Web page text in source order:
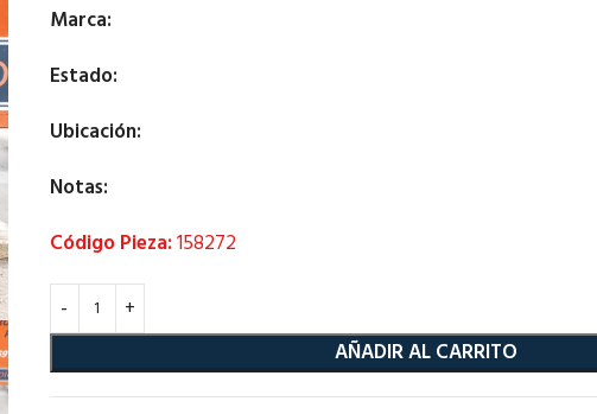
Marca:
Estado:
Ubicación:
Notas:
Código Pieza:158272
AÑADIR AL CARRITO